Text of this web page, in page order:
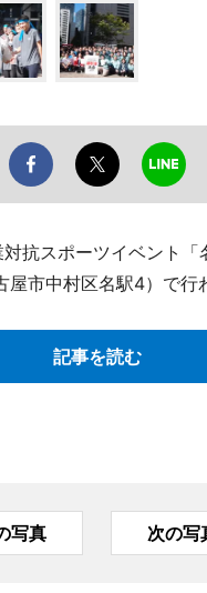
抗スポーツイベント
市中村区名駅4）で行
記事を読む
写真 次の写